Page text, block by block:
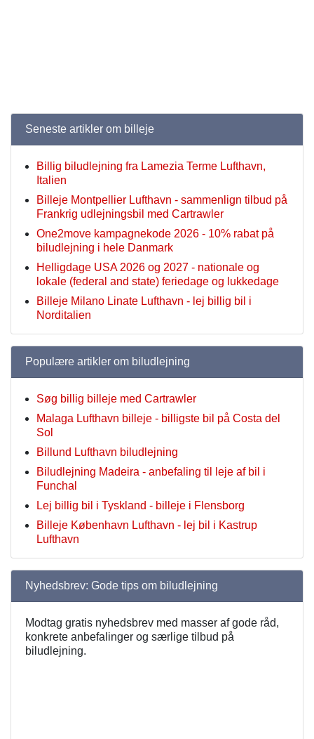
Seneste artikler om billeje
Billig biludlejning fra Lamezia Terme Lufthavn,
Italien
Billeje Montpellier Lufthavn - sammenlign tilbud på
Frankrig udlejningsbil med Cartrawler
One2move kampagnekode 2026 - 10% rabat på
biludlejning i hele Danmark
Helligdage USA 2026 og 2027 - nationale og
lokale (federal and state) feriedage og lukkedage
Billeje Milano Linate Lufthavn - lej billig bil i
Norditalien
Populære artikler om biludlejning
Søg billig billeje med Cartrawler
Malaga Lufthavn billeje - billigste bil på Costa del
Sol
Billund Lufthavn biludlejning
Biludlejning Madeira - anbefaling til leje af bil i
Funchal
Lej billig bil i Tyskland - billeje i Flensborg
Billeje København Lufthavn - lej bil i Kastrup
Lufthavn
Nyhedsbrev: Gode tips om biludlejning
Modtag gratis nyhedsbrev med masser af gode råd,
konkrete anbefalinger og særlige tilbud på
biludlejning.